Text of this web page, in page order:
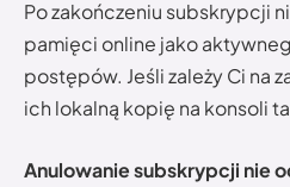
Po zakończeniu subskrypcji
pamięci online jako
postępów. Jeśli zależy Ci na
ich lokalną kopię na konsoli
Anulowanie subskrypcji nie